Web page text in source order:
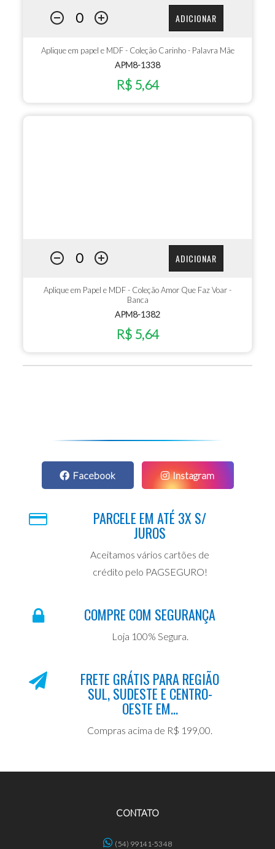
ADICIONAR
Aplique em papel e MDF - Coleção Carinho - Palavra Mãe
APM8-1338
R$ 5,64
ADICIONAR
Aplique em Papel e MDF - Coleção Amor Que Faz Voar -
Banca
APM8-1382
R$ 5,64
Facebook Instagram
PARCELE EM ATÉ 3X S/
JUROS
Aceitamos vários cartões de
crédito pelo PAGSEGURO!
COMPRE COM SEGURANÇA
Loja 100% Segura.
FRETE GRÁTIS PARA REGIÃO
SUL, SUDESTE E CENTRO-
OESTE EM...
Compras acima de R$ 199,00.
CONTATO
(54) 99141-5348